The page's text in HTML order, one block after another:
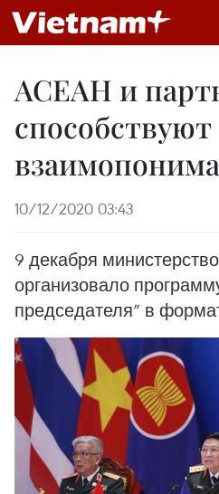
АСЕАН и
способствуют
10/12/2020 03:43
9 декабря
организовало
председателя” в